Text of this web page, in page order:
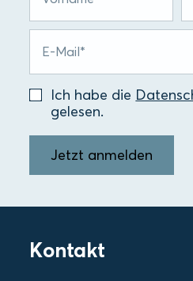
Ich habe die
gelesen.
Jetzt anmelden
Kontakt